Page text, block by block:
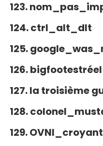
123.
124. ctrl_alt_dlt
125.
126. bigfootestréel
127. la troisième
128.
129. OVNI_croyant